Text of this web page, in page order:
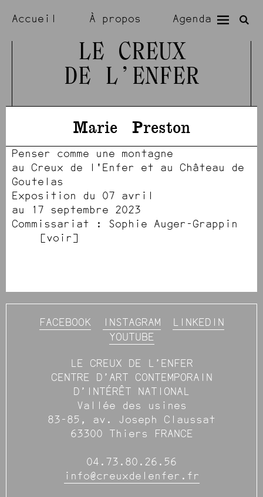
Accueil À propos Agenda
Expositions Résidences
Artistes
LE CREUX
DE L’ENFER
Marie Preston
Penser comme une montagne
au Creux de l'Enfer et au Château de
Goutelas
Exposition du 07 avril
au 17 septembre 2023
Commissariat : Sophie Auger-Grappin
voir
FACEBOOK INSTAGRAM
LINKEDIN
YOUTUBE
LE CREUX DE L’ENFER
CENTRE D’ART CONTEMPORAIN
D’INTÉRÊT NATIONAL
Vallée des usines
83-85, av. Joseph Claussat
63300 Thiers FRANCE
04.73.80.26.56
info@creuxdelenfer.fr